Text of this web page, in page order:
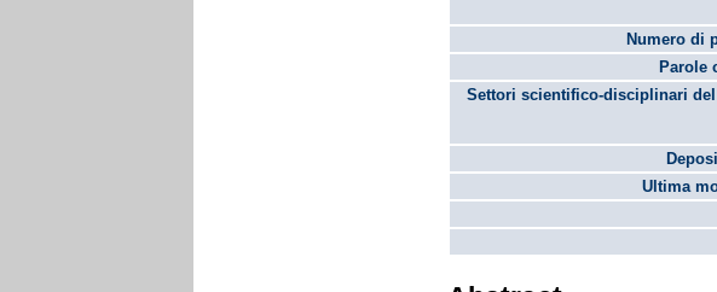
Numero di
Parole
Settori scientifico-disciplinari del
Ultima